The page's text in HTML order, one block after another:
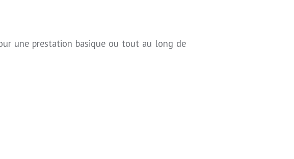
une prestation basique ou tout au long de